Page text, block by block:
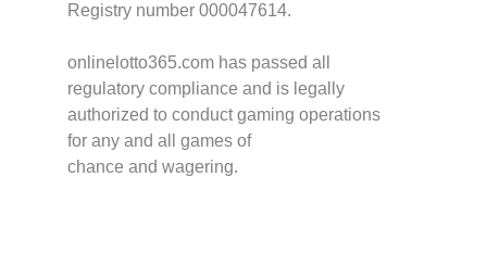
Registry number 000047614.
onlinelotto365.com has passed all
regulatory compliance and is legally
authorized to conduct gaming operations
for any and all games of
chance and wagering.